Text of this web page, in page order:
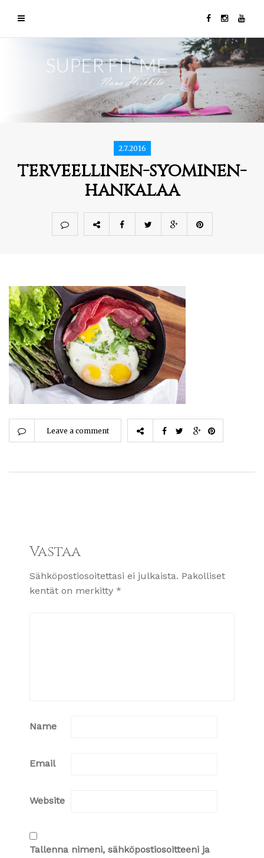
2.7.2016
terveellinen-syominen-
hankalaa
Leave a comment
Vastaa
Sähköpostiosoitettasi ei julkaista. Pakolliset
kentät on merkitty *
Name
Email
Website
Tallenna nimeni, sähköpostiosoitteeni ja